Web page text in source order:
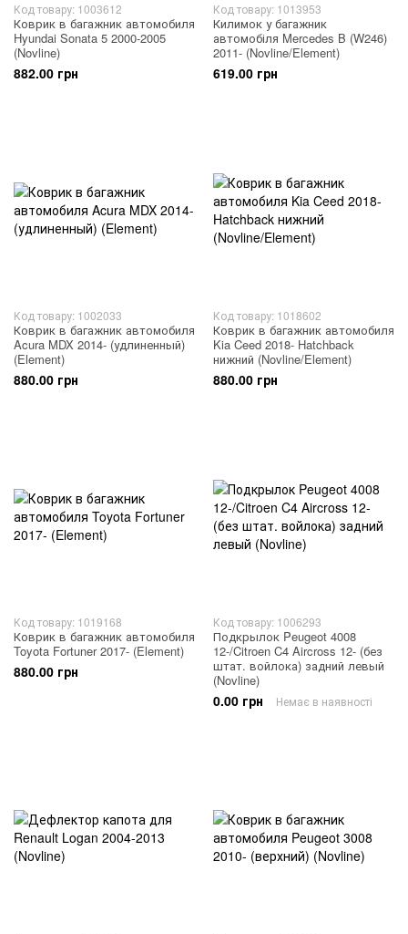
Код товару: 1003612
Коврик в багажник автомобиля
Hyundai Sonata 5 2000-2005
(Novline)
882.00 грн
Код товару: 1013953
Килимок у багажник
автомобіля Mercedes B (W246)
2011- (Novline/Element)
619.00 грн
Код товару: 1002033
Коврик в багажник автомобиля
Acura MDX 2014- (удлиненный)
(Element)
880.00 грн
Код товару: 1018602
Коврик в багажник автомобиля
Kia Ceed 2018- Hatchback
нижний (Novline/Element)
880.00 грн
Код товару: 1019168
Коврик в багажник автомобиля
Toyota Fortuner 2017- (Element)
880.00 грн
Код товару: 1006293
Подкрылок Peugeot 4008
12-/Citroen C4 Aircross 12- (без
штат. войлока) задний левый
(Novline)
0.00 грн Немає в наявності